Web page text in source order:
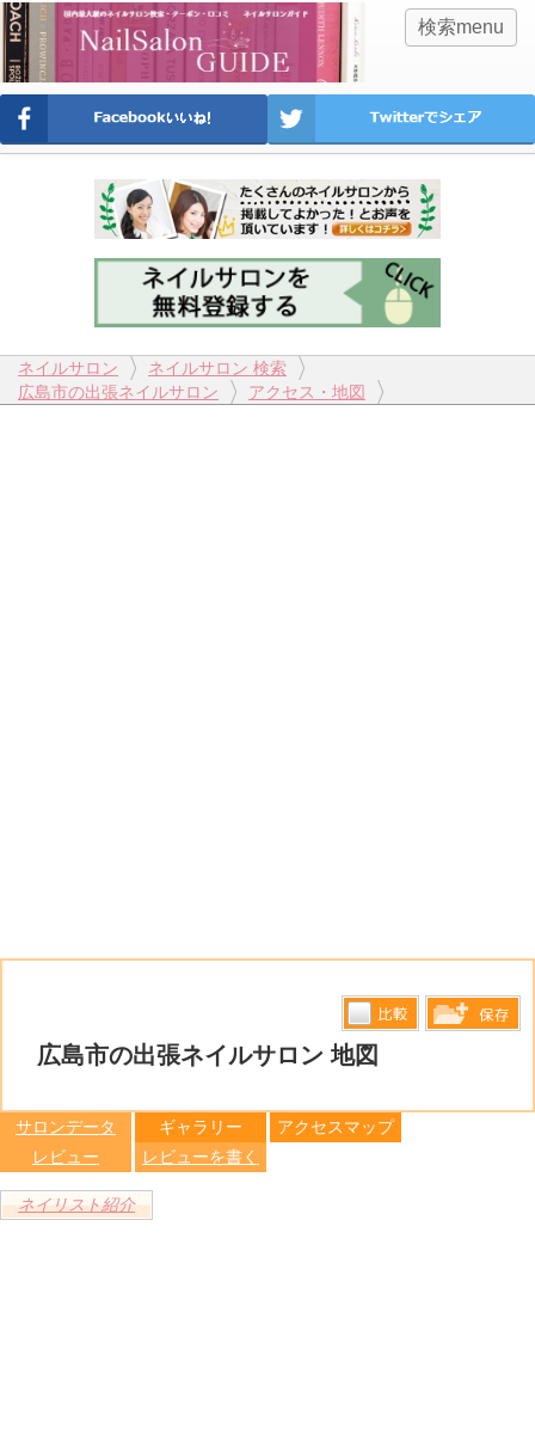
検索menu
ネイルサロン
ネイルサロン 検索
広島市の出張ネイルサロン
アクセス・地図
広島市の出張ネイルサロン 地図
比較す
サロンデータ ギャラリー
アクセスマップ
レビュー
レビューを書く
ネイリスト紹介